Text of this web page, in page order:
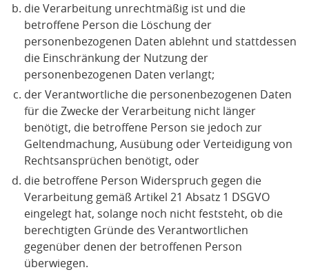
die Verarbeitung unrechtmäßig ist und die
betroffene Person die Löschung der
personenbezogenen Daten ablehnt und stattdessen
die Einschränkung der Nutzung der
personenbezogenen Daten verlangt;
der Verantwortliche die personenbezogenen Daten
für die Zwecke der Verarbeitung nicht länger
benötigt, die betroffene Person sie jedoch zur
Geltendmachung, Ausübung oder Verteidigung von
Rechtsansprüchen benötigt, oder
die betroffene Person Widerspruch gegen die
Verarbeitung gemäß Artikel 21 Absatz 1 DSGVO
eingelegt hat, solange noch nicht feststeht, ob die
berechtigten Gründe des Verantwortlichen
gegenüber denen der betroffenen Person
überwiegen.